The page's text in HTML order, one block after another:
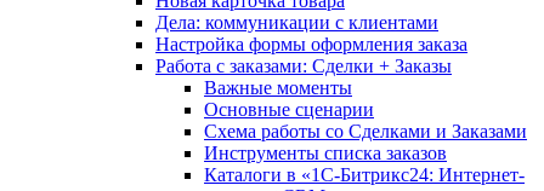
Дела: коммуникации с клиентами
Настройка формы оформления заказа
Работа с заказами: Сделки + Заказы
Важные моменты
Основные сценарии
Схема работы со Сделками и Заказами
Инструменты списка заказов
Каталоги в «1С-Битрикс24: Интернет-